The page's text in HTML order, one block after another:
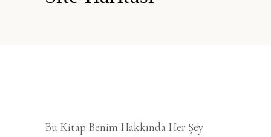
Bu Kitap Benim Hakkında Her Şey